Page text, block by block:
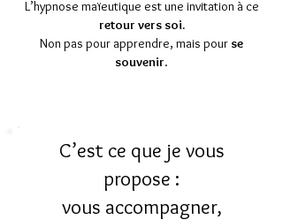
L’hypnose maïeutique est une invitation à ce
retour vers soi.
Non pas pour apprendre, mais pour se
souvenir.
C’est ce que je vous
propose :
vous accompagner,